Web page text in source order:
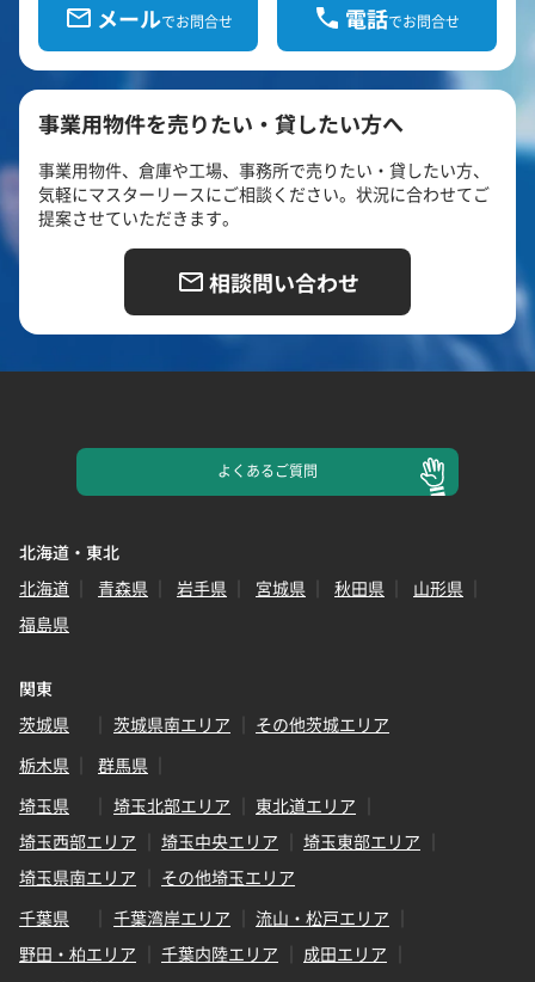
メールでお問合せ 電話でお問合せ
事業用物件を売りたい・貸したい方へ
事業用物件、倉庫や工場、事務所で売りたい・貸したい方、
気軽にマスターリースにご相談ください。状況に合わせてご
提案させていただきます。
相談問い合わせ
よくあるご質問
北海道・東北
北海道
青森県 岩手県 宮城県 秋田県
山形県
福島県
関東
茨城県
茨城県南エリア
その他茨城エリア
栃木県
群馬県
埼玉県
埼玉北部エリア
東北道エリア
埼玉西部エリア
埼玉中央エリア
埼玉東部エリア
埼玉県南エリア
その他埼玉エリア
千葉県
千葉湾岸エリア
流山・松戸エリア
野田・柏エリア
千葉内陸エリア
成田エリア